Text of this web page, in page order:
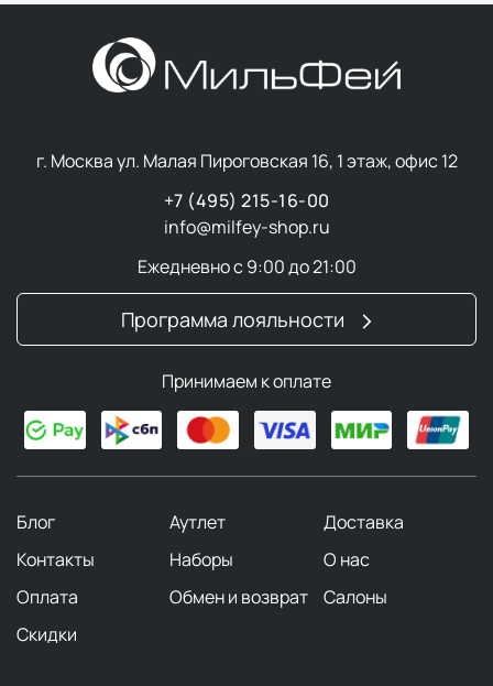
г. Москва ул. Малая Пироговская 16, 1 этаж, офис 12
+7 (495) 215-16-00
info@milfey-shop.ru
Ежедневно с 9:00 до 21:00
Программа лояльности
Принимаем к оплате
Блог Аутлет
Доставка
Контакты
Наборы
О нас
Оплата
Обмен и возврат
Салоны
Скидки